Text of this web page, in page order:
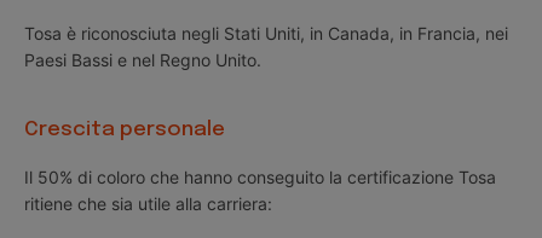
Tosa è riconosciuta negli Stati Uniti, in Canada, in Francia, nei
Paesi Bassi e nel Regno Unito.
Crescita personale
Il 50% di coloro che hanno conseguito la certificazione Tosa
ritiene che sia utile alla carriera: